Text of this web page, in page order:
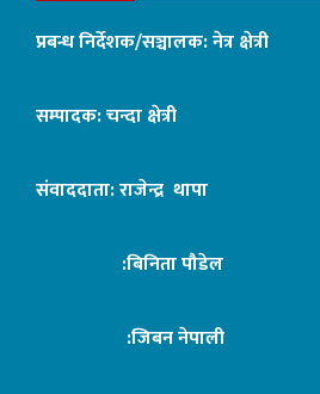
प्रबन्ध निर्देशक/सञ्चालक: नेत्र क्षेत्री
सम्पादक: चन्दा क्षेत्री
संवाददाता: राजेन्द्र थापा
:बिनिता पौडेल
:जिबन नेपाली